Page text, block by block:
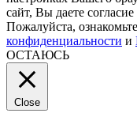
сайт, Вы даете
Пожалуйста,
конфиденциальности и
ОСТАЮСЬ
Close